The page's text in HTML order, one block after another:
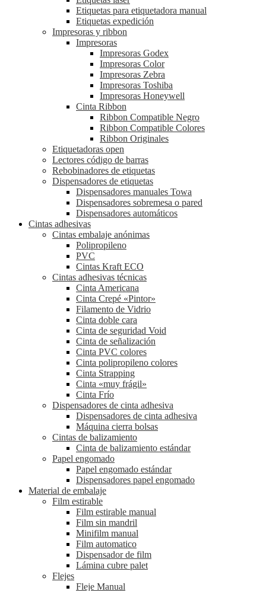
Etiquetas para etiquetadora manual
Etiquetas expedición
Impresoras y ribbon
Impresoras
Impresoras Godex
Impresoras Color
Impresoras Zebra
Impresoras Toshiba
Impresoras Honeywell
Cinta Ribbon
Ribbon Compatible Negro
Ribbon Compatible Colores
Ribbon Originales
Etiquetadoras open
Lectores código de barras
Rebobinadores de etiquetas
Dispensadores de etiquetas
Dispensadores manuales Towa
Dispensadores sobremesa o pared
Dispensadores automáticos
Cintas adhesivas
Cintas embalaje anónimas
Polipropileno
PVC
Cintas Kraft ECO
Cintas adhesivas técnicas
Cinta Americana
Cinta Crepé «Pintor»
Filamento de Vidrio
Cinta doble cara
Cinta de seguridad Void
Cinta de señalización
Cinta PVC colores
Cinta polipropileno colores
Cinta Strapping
Cinta «muy frágil»
Cinta Frío
Dispensadores de cinta adhesiva
Dispensadores de cinta adhesiva
Máquina cierra bolsas
Cintas de balizamiento
Cinta de balizamiento estándar
Papel engomado
Papel engomado estándar
Dispensadores papel engomado
Material de embalaje
Film estirable
Film estirable manual
Film sin mandril
Minifilm manual
Film automatico
Dispensador de film
Lámina cubre palet
Flejes
Fleje Manual